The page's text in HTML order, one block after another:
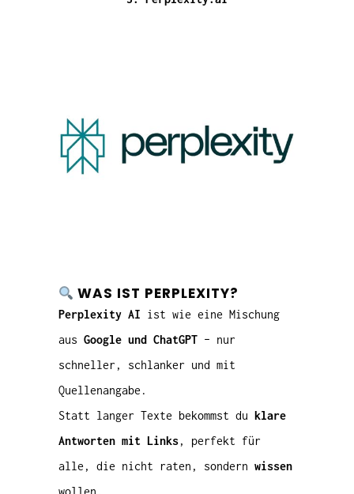
WAS IST PERPLEXITY?
Perplexity AI ist wie eine Mischung
aus Google und ChatGPT – nur
schneller, schlanker und mit
Quellenangabe.
Statt langer Texte bekommst du
klare
Antworten mit Links, perfekt für
alle, die nicht raten, sondern wissen